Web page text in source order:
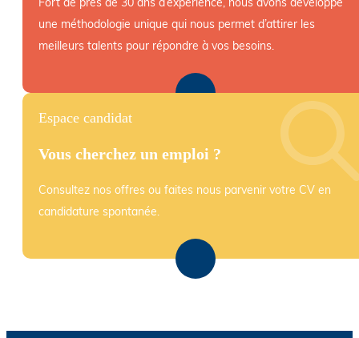
Fort de près de 30 ans d’expérience, nous avons développé
une méthodologie unique qui nous permet d’attirer les
meilleurs talents pour répondre à vos besoins.
Espace candidat
Vous cherchez un emploi ?
Consultez nos offres ou faites nous parvenir votre CV en
candidature spontanée.